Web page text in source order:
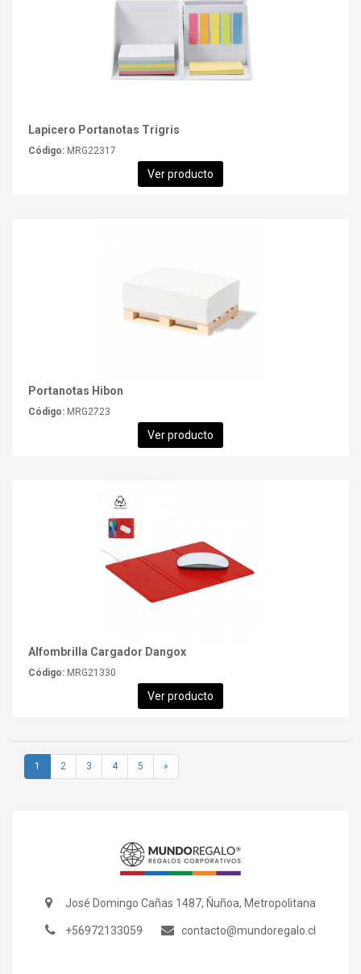
Lapicero Portanotas Trigris
Código: MRG22317
Ver producto
Portanotas Hibon
Código: MRG2723
Ver producto
Alfombrilla Cargador Dangox
Código: MRG21330
Ver producto
1 2 3 4 5 »
José Domingo Cañas 1487, Ñuñoa, Metropolitana
+56972133059 contacto@mundoregalo.cl